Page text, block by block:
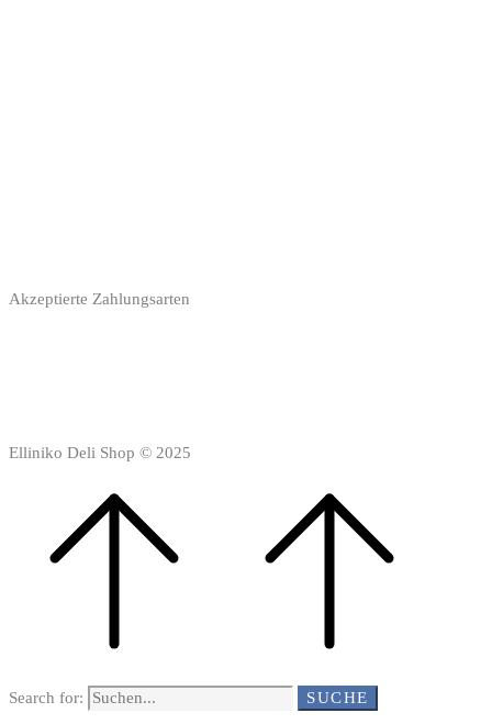
Akzeptierte Zahlungsarten
Elliniko Deli Shop © 2025
Search for: SUCHE